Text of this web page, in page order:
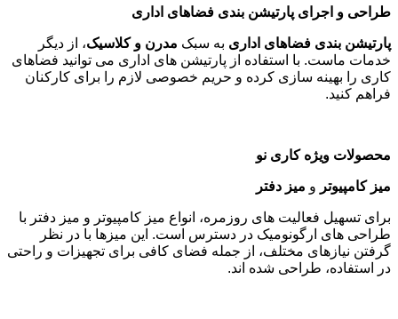
طراحی و اجرای پارتیشن بندی فضاهای اداری
پارتیشن بندی فضاهای اداری به سبک مدرن و کلاسیک، از دیگر
خدمات ماست. با استفاده از پارتیشن های اداری می توانید فضاهای
کاری را بهینه سازی کرده و حریم خصوصی لازم را برای کارکنان
فراهم کنید.
محصولات ویژه کاری نو
میز کامپیوتر و میز دفتر
برای تسهیل فعالیت های روزمره، انواع میز کامپیوتر و میز دفتر با
طراحی های ارگونومیک در دسترس است. این میزها با در نظر
گرفتن نیازهای مختلف، از جمله فضای کافی برای تجهیزات و راحتی
در استفاده، طراحی شده اند.